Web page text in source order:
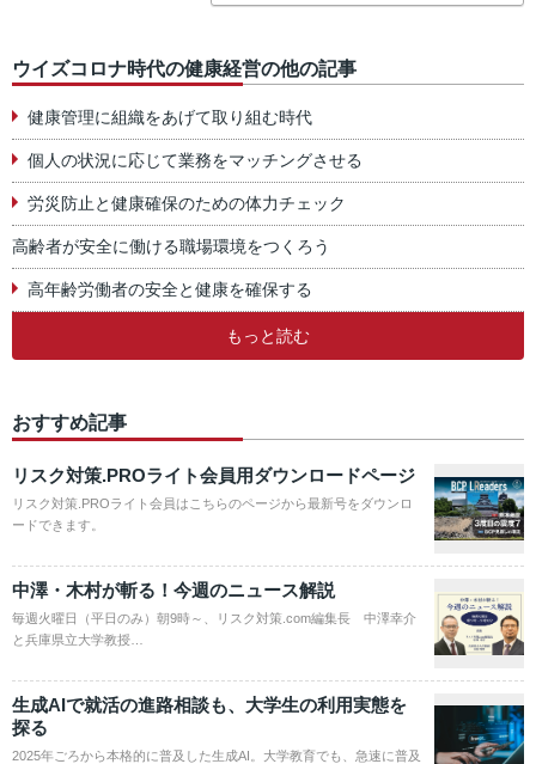
ウイズコロナ時代の健康経営の他の記事
健康管理に組織をあげて取り組む時代
個人の状況に応じて業務をマッチングさせる
労災防止と健康確保のための体力チェック
高齢者が安全に働ける職場環境をつくろう
高年齢労働者の安全と健康を確保する
もっと読む
おすすめ記事
リスク対策.PROライト会員用ダウンロードページ
リスク対策.PROライト会員はこちらのページから最新号をダウンロ
ードできます。
中澤・木村が斬る！今週のニュース解説
毎週火曜日（平日のみ）朝9時～、リスク対策.com編集長 中澤幸介
と兵庫県立大学教授…
生成AIで就活の進路相談も、大学生の利用実態を
探る
2025年ごろから本格的に普及した生成AI。大学教育でも、急速に普及